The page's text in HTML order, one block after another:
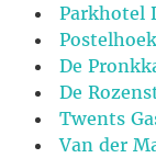
Parkhotel
De
De
Twents
Van der